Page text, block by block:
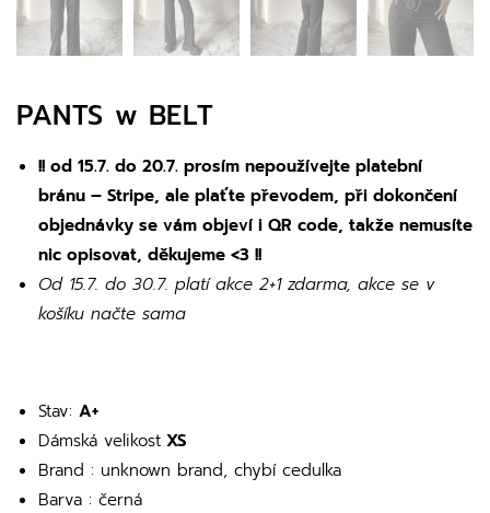
PANTS w BELT
!! od 15.7. do 20.7. prosím nepoužívejte platební
bránu – Stripe, ale plaťte převodem, při dokončení
objednávky se vám objeví i QR code, takže nemusíte
nic opisovat, děkujeme <3 !!
Od 15.7. do 30.7. platí akce 2+1 zdarma, akce se v
košíku načte sama
Stav: A+
Dámská velikost XS
Brand : unknown brand, chybí cedulka
Barva : černá